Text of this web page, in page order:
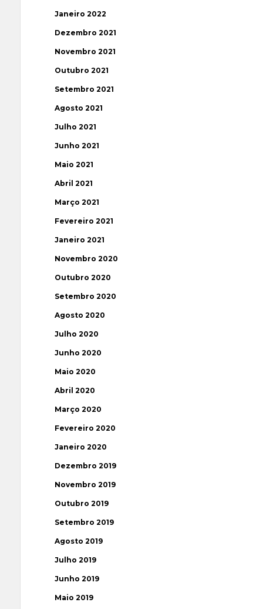
Janeiro 2022
Dezembro 2021
Novembro 2021
Outubro 2021
Setembro 2021
Agosto 2021
Julho 2021
Junho 2021
Maio 2021
Abril 2021
Março 2021
Fevereiro 2021
Janeiro 2021
Novembro 2020
Outubro 2020
Setembro 2020
Agosto 2020
Julho 2020
Junho 2020
Maio 2020
Abril 2020
Março 2020
Fevereiro 2020
Janeiro 2020
Dezembro 2019
Novembro 2019
Outubro 2019
Setembro 2019
Agosto 2019
Julho 2019
Junho 2019
Maio 2019